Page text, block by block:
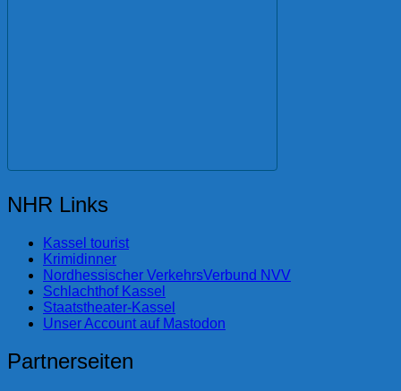
NHR Links
Kassel tourist
Krimidinner
Nordhessischer VerkehrsVerbund NVV
Schlachthof Kassel
Staatstheater-Kassel
Unser Account auf Mastodon
Partnerseiten